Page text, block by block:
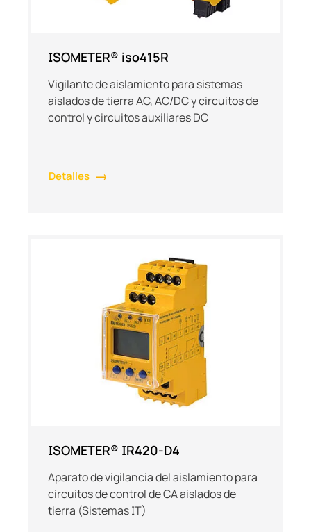
ISOMETER® iso415R
Vigilante de aislamiento para sistemas
aislados de tierra AC, AC/DC y circuitos de
control y circuitos auxiliares DC
Detalles
ISOMETER® IR420-D4
Aparato de vigilancia del aislamiento para
circuitos de control de CA aislados de
tierra (Sistemas IT)